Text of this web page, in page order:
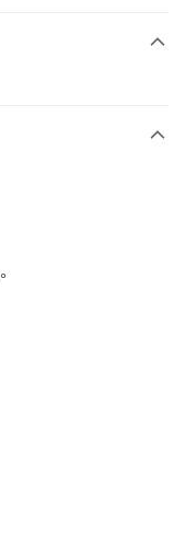
付方式。 讓您購物簡單